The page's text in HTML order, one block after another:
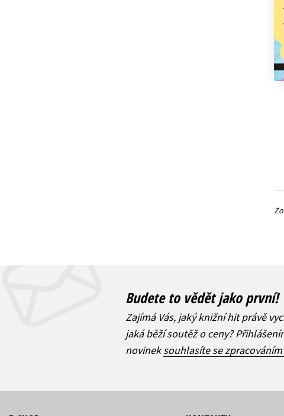
Budete to vědět jako první!
Zajímá Vás, jaký knižní hit právě
jaká běží soutěž o ceny?
novineksouhlasíte se